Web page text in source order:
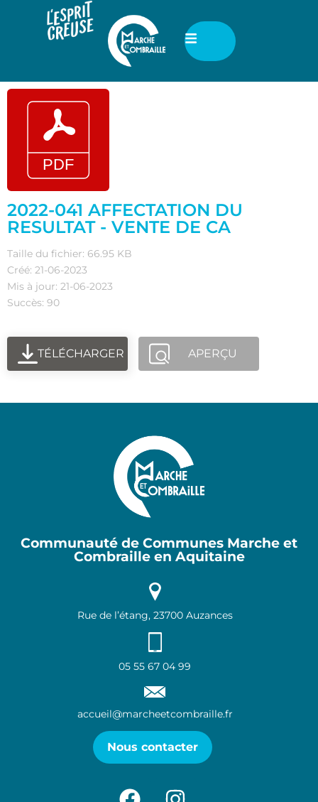
2022-041 AFFECTATION DU
RESULTAT - VENTE DE CA
Taille du fichier: 66.95 KB
Créé: 21-06-2023
Mis à jour: 21-06-2023
Succès: 90
TÉLÉCHARGER APERÇU
Communauté de Communes Marche et
Combraille en Aquitaine
Rue de l’étang, 23700 Auzances
05 55 67 04 99
accueil@marcheetcombraille.fr
Nous contacter